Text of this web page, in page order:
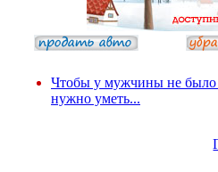
Чтобы у мужчины не
нужно уметь...